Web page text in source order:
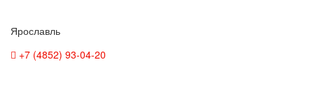
Ярославль
+7 (4852) 93-04-20